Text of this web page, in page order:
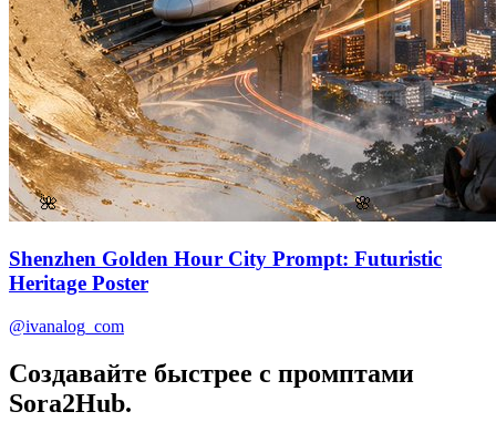
🌺 🌸
Shenzhen Golden Hour City Prompt: Futuristic
Heritage Poster
@ivanalog_com
Создавайте быстрее с промптами
Sora2Hub.